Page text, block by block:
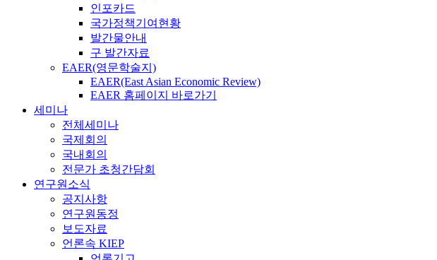
인포카드
국가정책기여현황
발간물안내
구 발간자료
EAER(영문학술지)
EAER(East Asian Economic Review)
EAER 홈페이지 바로가기
세미나
전체세미나
국제회의
국내회의
전문가 초청간담회
연구원소식
공지사항
연구원동정
보도자료
언론속 KIEP